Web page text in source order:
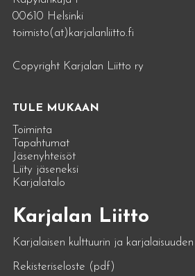
00610 Helsinki
toimisto(at)karjalanliitto.fi
Copyright Karjalan Liitto ry
TULE MUKAAN
Toiminta
Tapahtumat
Jäsenyhteisöt
Liity jäseneksi
Karjalatalo
Karjalan Liitto
Karjalaisen kulttuurin ja
Rekisteriseloste (pdf)